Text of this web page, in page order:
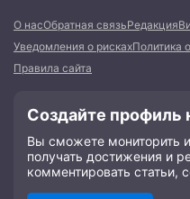
О насОбратная связьРедакция
Уведомления о рискахПолитика
Правила сайта
Создайте профиль
Вы сможете мониторить
получать достижения и
комментировать статьи,